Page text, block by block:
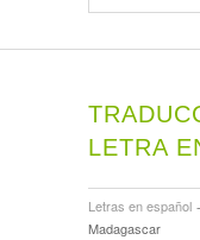
LETRA
Letras en español
Madagascar